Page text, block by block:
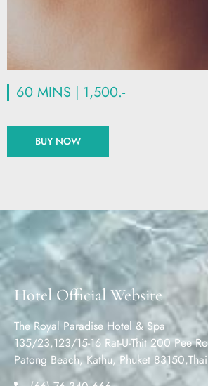
60 MINS | 1,500.-
BUY NOW
Hotel Official Website
The Royal Paradise Hotel & Spa
135/23,123/15-16 Rat-U-Thit 200 Pee
Patong Beach, Kathu, Phuket